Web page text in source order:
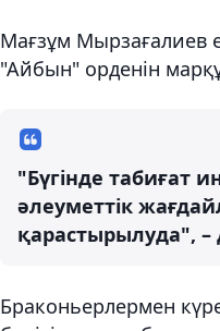
Мағзұм Мырзағалиев
"Айбын" орденін
"Бүгінде табиғат
әлеуметтік
қарастырылуда", –
Браконьерлермен